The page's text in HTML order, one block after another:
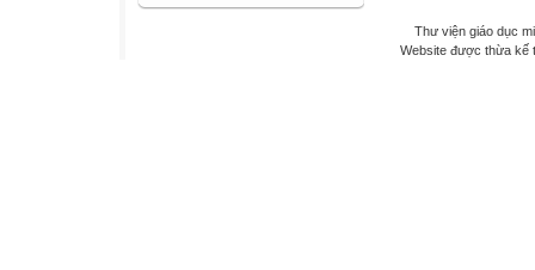
Thư viện giáo dục
Website được thừa kế